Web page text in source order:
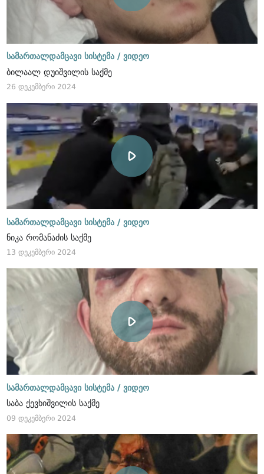
სამართალდამცავი სისტემა / ვიდეო
ბილაალ დუიშვილის საქმე
26 დეკემბერი 2024
სამართალდამცავი სისტემა / ვიდეო
ნიკა რომანაძის საქმე
13 დეკემბერი 2024
სამართალდამცავი სისტემა / ვიდეო
საბა ქევხიშვილის საქმე
09 დეკემბერი 2024